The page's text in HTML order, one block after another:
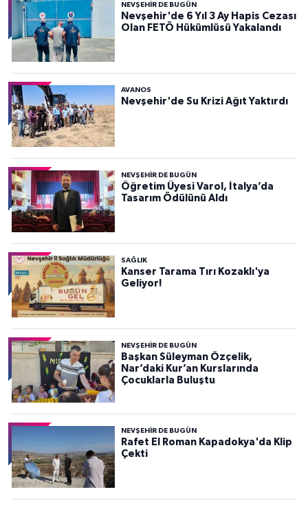
NEVŞEHIR DE BUGÜN
Nevşehir'de 6 Yıl 3 Ay Hapis Cezası
Olan FETÖ Hükümlüsü Yakalandı
AVANOS
Nevşehir'de Su Krizi Ağıt Yaktırdı
NEVŞEHIR DE BUGÜN
Öğretim Üyesi Varol, İtalya’da
Tasarım Ödülünü Aldı
SAĞLIK
Kanser Tarama Tırı Kozaklı'ya
Geliyor!
NEVŞEHIR DE BUGÜN
Başkan Süleyman Özçelik,
Nar’daki Kur’an Kurslarında
Çocuklarla Buluştu
NEVŞEHIR DE BUGÜN
Rafet El Roman Kapadokya'da Klip
Çekti